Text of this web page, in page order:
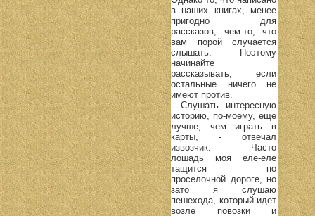
в наших книгах, менее
пригодно для
рассказов, чем-то, что
вам порой случается
слышать. Поэтому
начинайте
рассказывать, если
остальные ничего не
имеют против.
- Слушать интересную
историю, по-моему, еще
лучше, чем играть в
карты, - отвечал
извозчик. - Часто
лошадь моя еле-еле
тащится по
проселочной дороге, но
зато я слушаю
пешехода, который идет
возле повозки и